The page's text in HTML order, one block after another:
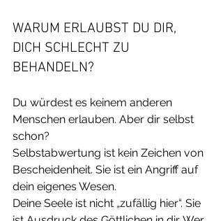
WARUM ERLAUBST DU DIR,
DICH SCHLECHT ZU
BEHANDELN?
Du würdest es keinem anderen
Menschen erlauben. Aber dir selbst
schon?
Selbstabwertung ist kein Zeichen von
Bescheidenheit. Sie ist ein Angriff auf
dein eigenes Wesen.
Deine Seele ist nicht „zufällig hier“. Sie